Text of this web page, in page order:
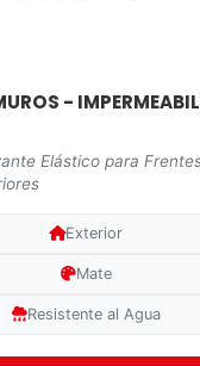
-
Elástico para
Exterior
Mate
Resistente al Agua